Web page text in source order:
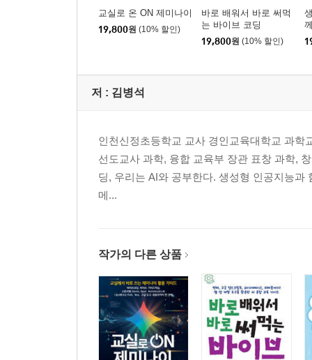
교실로 온 ON 제미나이
19,800원 (10% 할인)
바로 배워서 바로 써먹
는 바이브 코딩
19,800원 (10% 할인)
저 : 김병석
인천신정초등학교 교사 경인교육대학교 과학
선도교사 과학, 융합 교육부 장관 표창 과학,
딩, 우리는 AI와 공부한다. 생성형 인공지능
메...
작가의 다른 상품